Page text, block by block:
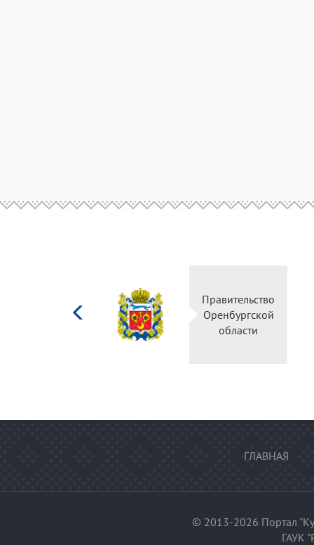
Правительство
Оренбургской
области
ГЛАВНАЯ
© 2013-2026 Портал
ГАУК